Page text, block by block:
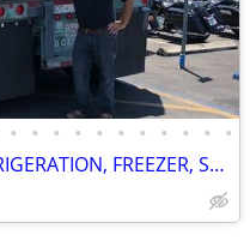
• • • • • • • • • • •
2025 ATOSA TRUCKLOAD REFRIGERATION, FREEZER, STOVES AND MORE